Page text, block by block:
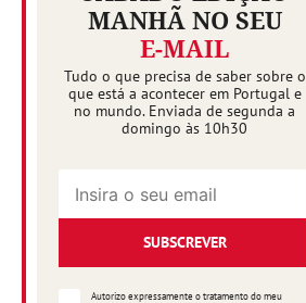
MANHÃ NO SEU
E-MAIL
Tudo o que precisa de saber sobre o
que está a acontecer em Portugal e
no mundo. Enviada de segunda a
domingo às 10h30
SUBSCREVER
Autorizo expressamente o tratamento do meu